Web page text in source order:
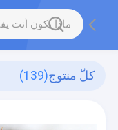
كلّ منتوج(139)